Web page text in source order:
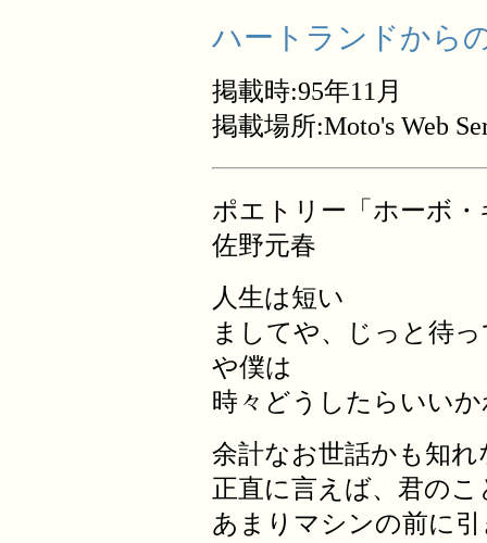
ハートランドから
掲載時:95年11月
掲載場所:Moto's Web
ポエトリー「ホーボ
佐野元春
人生は短い
ましてや、じっと待
や僕は
時々どうしたらいい
余計なお世話かも知
正直に言えば、君のこ
あまりマシンの前に